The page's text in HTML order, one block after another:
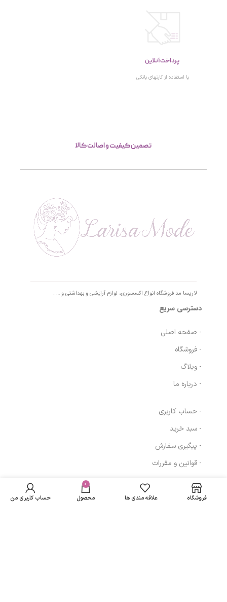
پرداخت آنلاین
با استفاده از کارتهای بانکی
تصمین کیفیت و اصالت کالا
لاریسا مد فروشگاه انواع اکسسوری، لوازم آرایشی و بهداشتی و … .
دسترسی سریع
- صفحه اصلی
- فروشگاه
- وبلاگ
- درباره ما
- حساب کاربری
- سبد خرید
- پیگیری سفارش
- قوانین و مقررات
مسیرهای ارتباطی
کرم ضد آفتاب رنگی
50 مناسب برای
انواع پوست حجم
تومان
باشد فروشگاه علاقه مندی ها
0
محصول حساب کاربری من